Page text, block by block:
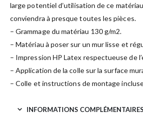
large potentiel d’utilisation de ce
conviendra à presque toutes les pièces.
– Grammage du matériau 130 g/m2.
– Matériau à poser sur un mur lisse et
– Impression HP Latex respectueuse de
– Application de la colle sur la surface
– Colle et instructions de montage
INFORMATIONS COMPLÉMENTAIRES